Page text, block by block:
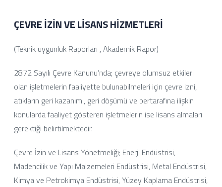
ÇEVRE İZİN VE LİSANS HİZMETLERİ
(Teknik uygunluk Raporları , Akademik Rapor)
2872 Sayılı Çevre Kanunu’nda; çevreye olumsuz etkileri
olan işletmelerin faaliyette bulunabilmeleri için çevre izni,
atıkların geri kazanımı, geri döşümü ve bertarafına ilişkin
konularda faaliyet gösteren işletmelerin ise lisans almaları
gerektiği belirtilmektedir.
Çevre İzin ve Lisans Yönetmeliği; Enerji Endüstrisi,
Madencilik ve Yapı Malzemeleri Endüstrisi, Metal Endüstrisi,
Kimya ve Petrokimya Endüstrisi, Yüzey Kaplama Endüstrisi,